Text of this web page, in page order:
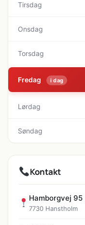
Tirsdag
Onsdag
Torsdag
Fredag i dag
Lørdag
Søndag
Kontakt
Hamborgvej 95
7730 Hanstholm